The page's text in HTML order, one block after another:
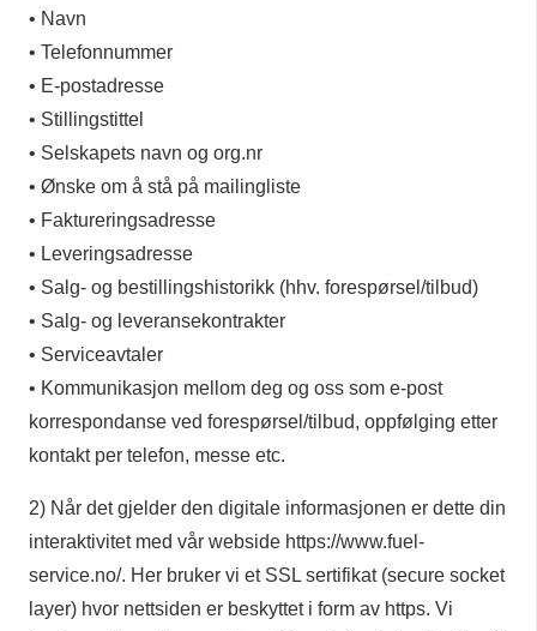
• Navn
• Telefonnummer
• E-postadresse
• Stillingstittel
• Selskapets navn og org.nr
• Ønske om å stå på mailingliste
• Faktureringsadresse
• Leveringsadresse
• Salg- og bestillingshistorikk (hhv. forespørsel/tilbud)
• Salg- og leveransekontrakter
• Serviceavtaler
• Kommunikasjon mellom deg og oss som e-post
korrespondanse ved forespørsel/tilbud, oppfølging etter
kontakt per telefon, messe etc.
2) Når det gjelder den digitale informasjonen er dette din
interaktivitet med vår webside https://www.fuel-
service.no/. Her bruker vi et SSL sertifikat (secure socket
layer) hvor nettsiden er beskyttet i form av https. Vi